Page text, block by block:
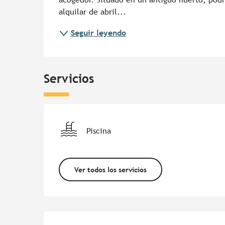
alquilar de abril...
Seguir leyendo
Servicios
Piscina
Ver todos los servicios